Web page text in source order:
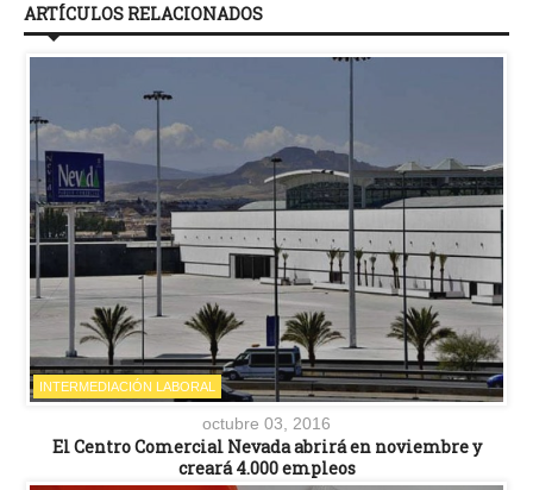
ARTÍCULOS RELACIONADOS
INTERMEDIACIÓN LABORAL
octubre 03, 2016
El Centro Comercial Nevada abrirá en noviembre y
creará 4.000 empleos